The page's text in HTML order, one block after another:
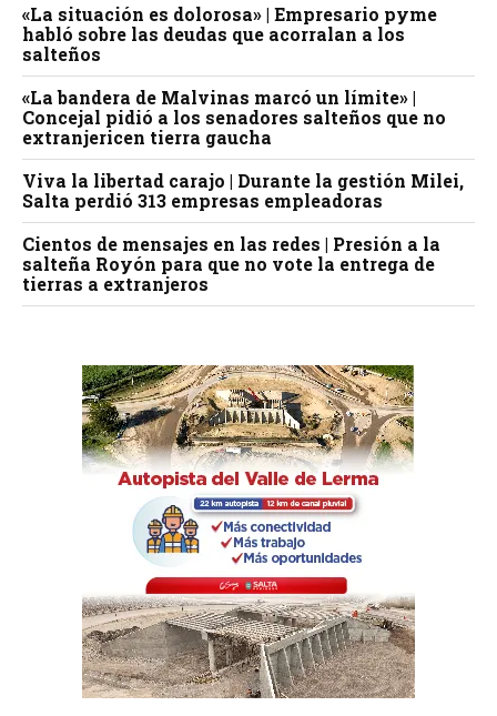
«La situación es dolorosa» | Empresario pyme
habló sobre las deudas que acorralan a los
salteños
«La bandera de Malvinas marcó un límite» |
Concejal pidió a los senadores salteños que no
extranjericen tierra gaucha
Viva la libertad carajo | Durante la gestión Milei,
Salta perdió 313 empresas empleadoras
Cientos de mensajes en las redes | Presión a la
salteña Royón para que no vote la entrega de
tierras a extranjeros